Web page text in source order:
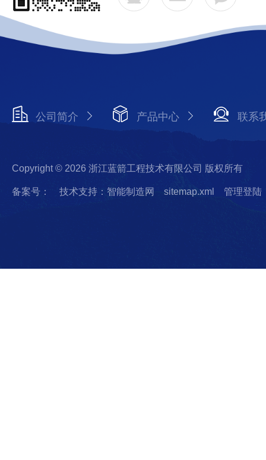
公司简介 产品中心 联系
Copyright © 2026 浙江蓝箭工程技术有限公司 版权所有
备案号： 技术支持：智能制造网 sitemap.xml 管理登陆